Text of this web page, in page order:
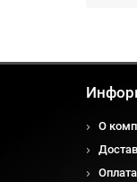
О
Оплата